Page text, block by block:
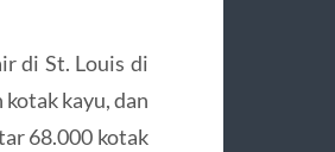
di St. Louis di
kayu, dan
68.000 kotak